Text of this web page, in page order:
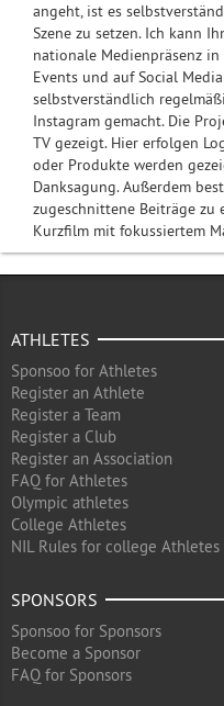
angeht, ist es
Szene zu setzen. Ich kann
nationale Medienpräsenz
Events und auf Social
selbstverständlich
Instagram gemacht. Die
TV gezeigt. Hier erfolgen
oder Produkte werden
Danksagung. Außerdem
zugeschnittene Beiträge zu
Kurzfilm mit
ATHLETES
Sponsoo for Athletes
Register an Athlete
Register a Team
Register a Club
Register an Association
FAQ for Athletes
Olympic athletes
College Athletes
NIL Rules for college Athletes
SPONSORS
Sponsoo for Sponsors
Become a Sponsor
FAQ for Sponsors